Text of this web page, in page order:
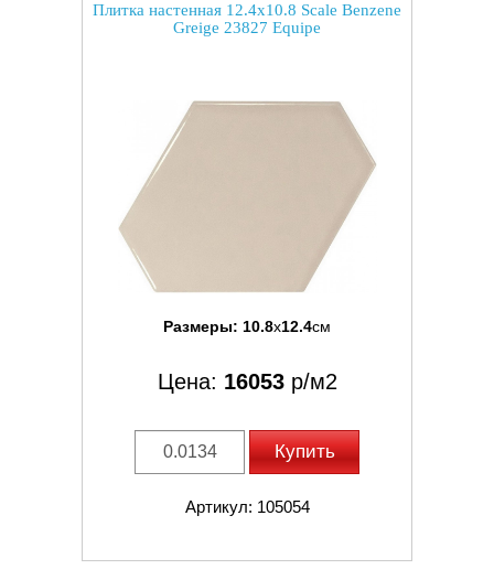
Плитка настенная 12.4x10.8 Scale Benzene
Greige 23827 Equipe
Размеры: 10.8x12.4см
Цена: 16053р/м2
Купить
Артикул: 105054